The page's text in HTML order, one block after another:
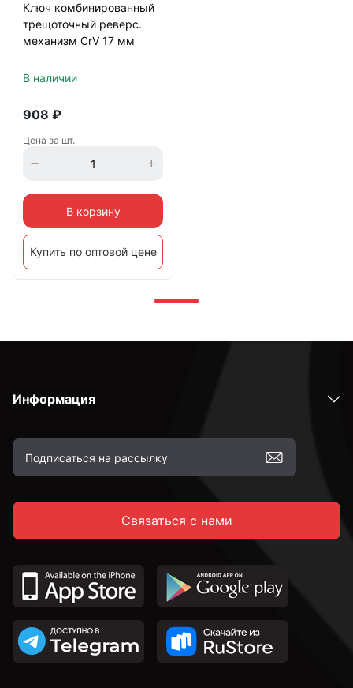
Ключ комбинированный
трещоточный реверс.
механизм CrV 17 мм
В наличии
908 ₽
Цена за шт.
В корзину
Купить по оптовой цене
Информация
Связаться с нами